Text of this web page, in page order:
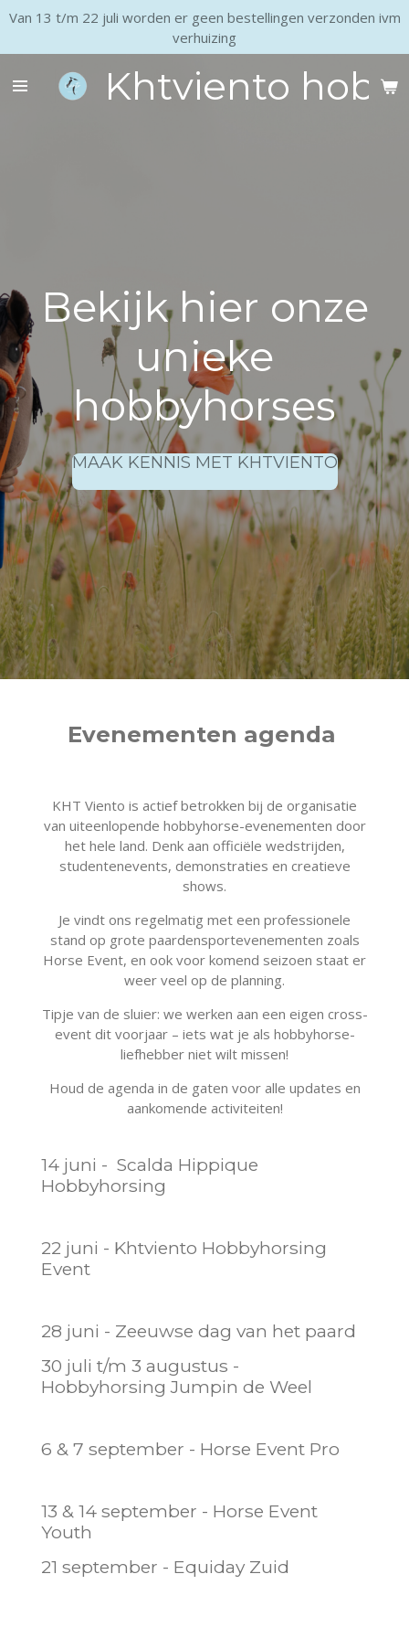
Ga
naar
de
hoofdinhoud
Khtviento
Van 13 t/m 22 juli worden er geen bestellingen verzonden ivm
verhuizing
Bekijk hier onze
unieke
hobbyhorses
MAAK KENNIS MET KHTVIENTO
Evenementen agenda
KHT Viento is actief betrokken bij de organisatie
van uiteenlopende hobbyhorse-evenementen door
het hele land. Denk aan officiële wedstrijden,
studentenevents, demonstraties en creatieve
shows.
Je vindt ons regelmatig met een professionele
stand op grote paardensportevenementen zoals
Horse Event, en ook voor komend seizoen staat er
weer veel op de planning.
Tipje van de sluier: we werken aan een eigen cross-
event dit voorjaar – iets wat je als hobbyhorse-
liefhebber niet wilt missen!
Houd de agenda in de gaten voor alle updates en
aankomende activiteiten!
14 juni - Scalda Hippique
Hobbyhorsing
22 juni - Khtviento Hobbyhorsing
Event
28 juni - Zeeuwse dag van het paard
30 juli t/m 3 augustus -
Hobbyhorsing Jumpin de Weel
6 & 7 september - Horse Event Pro
13 & 14 september - Horse Event
Youth
21 september - Equiday Zuid